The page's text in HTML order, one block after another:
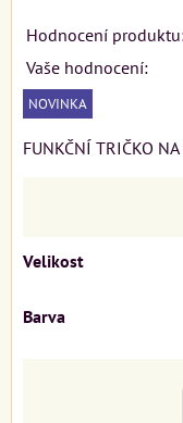
Hodnocení
Vaše hodnocení:
NOVINKA
FUNKČNÍ TRIČKO
Velikost
Barva